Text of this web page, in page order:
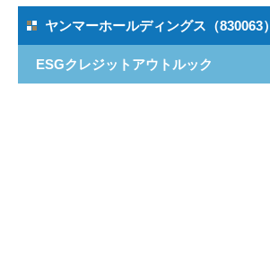
ヤンマーホールディングス（830063）
ESGクレジットアウトルック